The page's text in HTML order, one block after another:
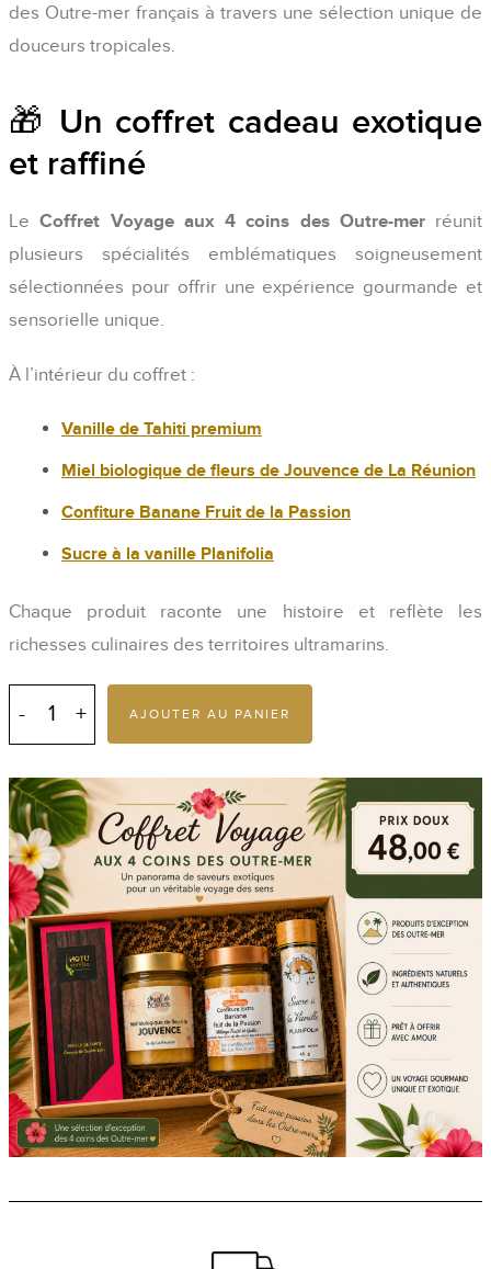
des Outre-mer français à travers une sélection unique de
douceurs tropicales.
🎁 Un coffret cadeau exotique
et raffiné
LeCoffret Voyage aux 4 coins des Outre-merréunit
plusieurs spécialités emblématiques soigneusement
sélectionnées pour offrir une expérience gourmande et
sensorielle unique.
À l’intérieur du coffret :
Vanille de Tahiti premium
Miel biologique de fleurs de Jouvence de La Réunion
Confiture Banane Fruit de la Passion
Sucre à la vanille Planifolia
Chaque produit raconte une histoire et reflète les
richesses culinaires des territoires ultramarins.
quantité
Coffret
Voyage
4
coins
des
Outre-
mer
AJOUTER AU PANIER